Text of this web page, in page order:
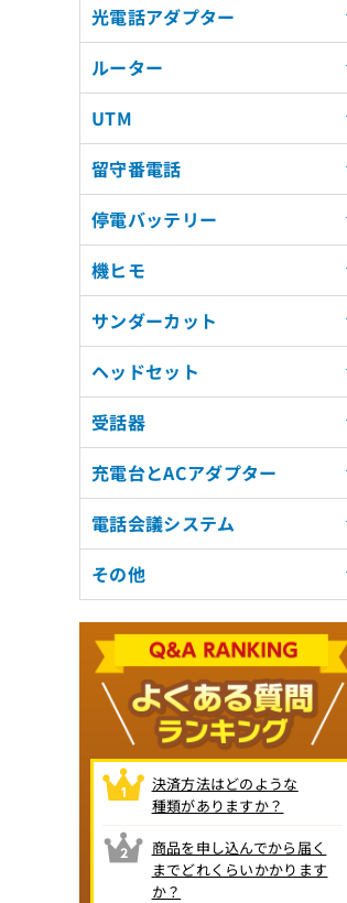
光電話アダプター
ルーター
UTM
留守番電話
停電バッテリー
機ヒモ
サンダーカット
ヘッドセット
受話器
充電台とACアダプター
電話会議システム
その他
決済方法はどのような
種類がありますか？
商品を申し込んでから届く
までどれくらいかかります
か？